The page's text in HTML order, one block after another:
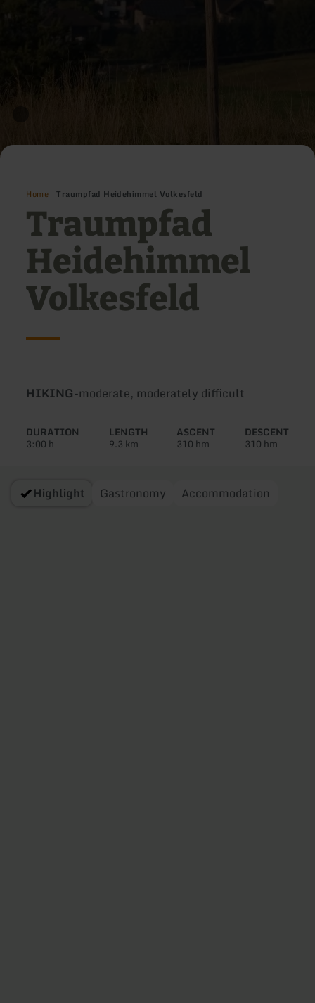
Home Traumpfad Heidehimmel Volkesfeld
Traumpfad
Heidehimmel
Volkesfeld
Type
tour:
HIKING-Difficulty:
moderate, moderately difficult
DURATION
3:00 h
LENGTH
9.3 km
ASCENT
310 hm
DESCENT
310 hm
Highlight Gastronomy Accommodation